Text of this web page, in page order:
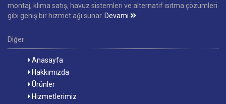
montaj, klima satış, havuz sistemleri ve alternatif ısıtma çözümleri
gibi geniş bir hizmet ağı sunar. Devamı
Diğer
Anasayfa
Hakkımızda
Ürünler
Hizmetlerimiz